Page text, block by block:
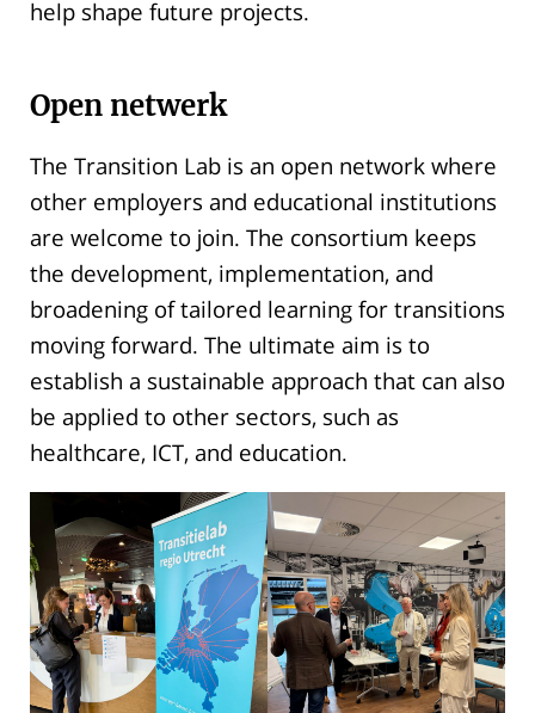
help shape future projects.
Open netwerk
The Transition Lab is an open network where
other employers and educational institutions
are welcome to join. The consortium keeps
the development, implementation, and
broadening of tailored learning for transitions
moving forward. The ultimate aim is to
establish a sustainable approach that can also
be applied to other sectors, such as
healthcare, ICT, and education.